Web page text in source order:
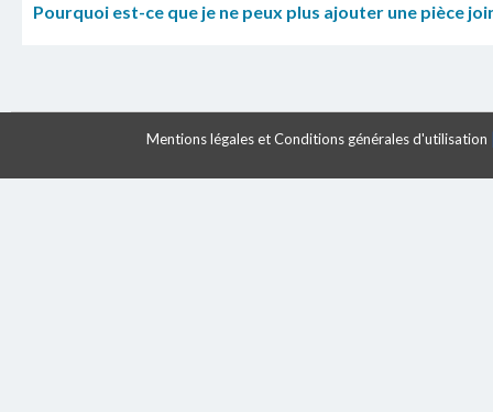
Pourquoi est-ce que je ne peux plus ajouter une pièce
Mentions légales et Conditions générales d'utilisation